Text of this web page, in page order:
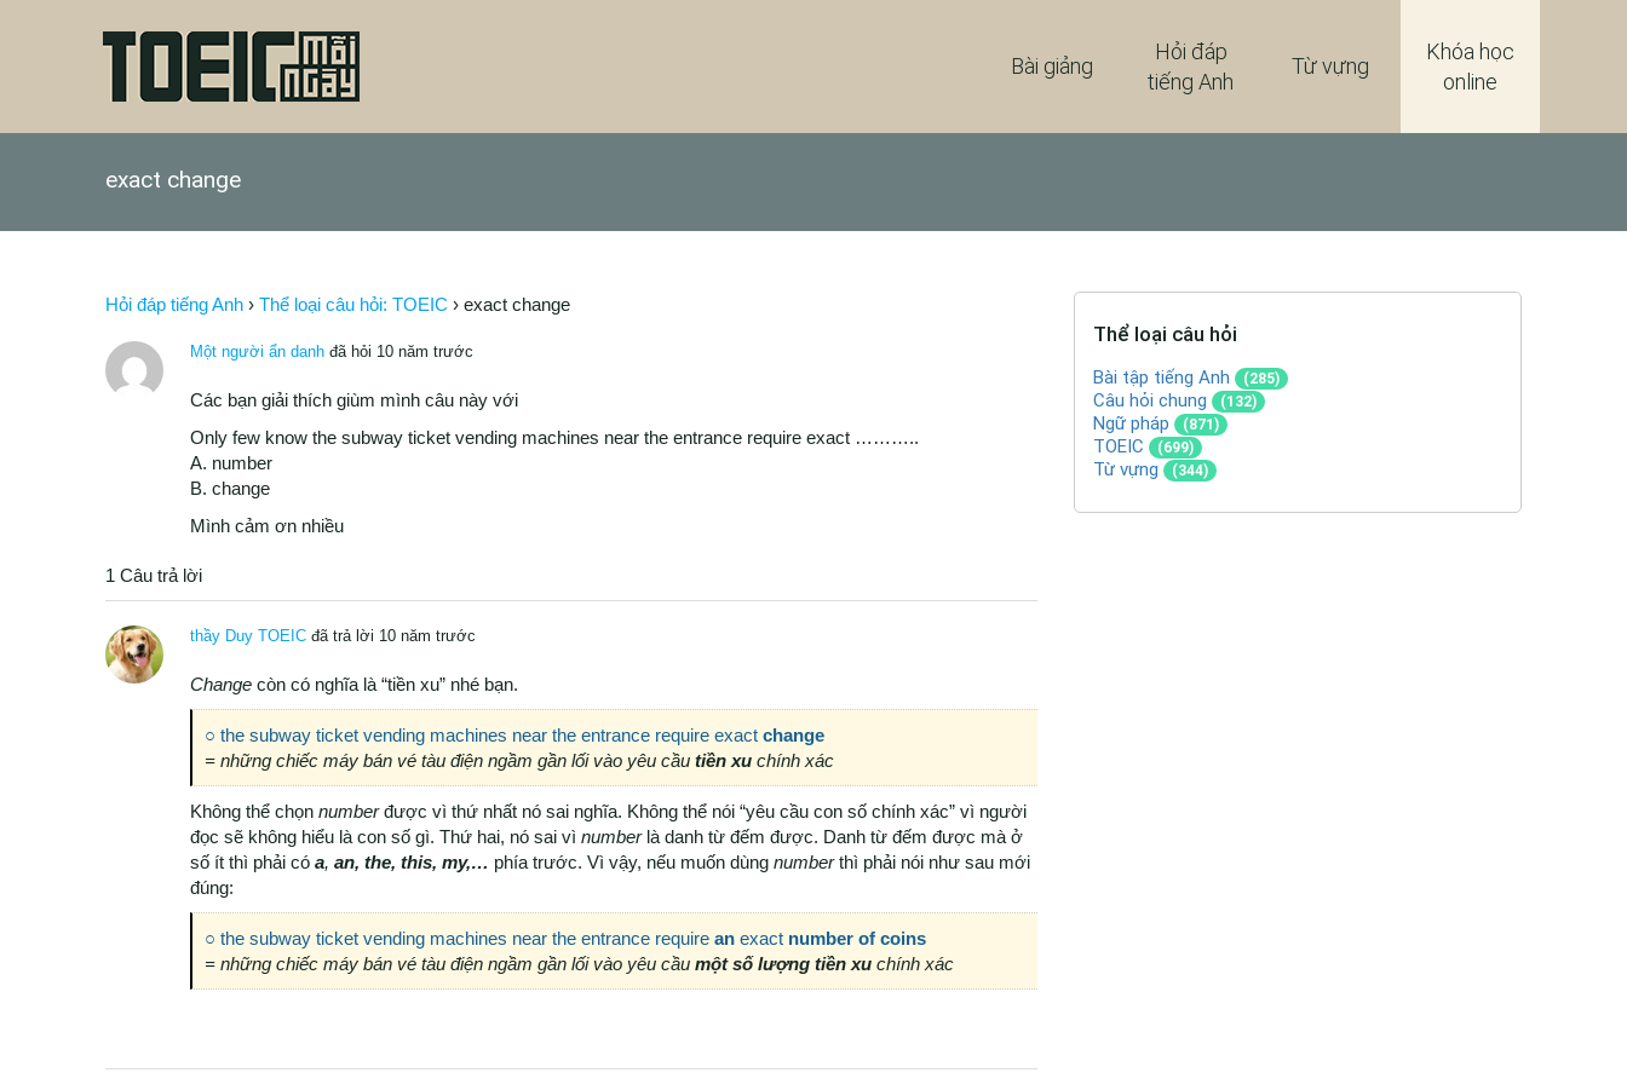
Khóa học
online
Từ vựng
Hỏi đáp
tiếng Anh
Bài giảng
exact change
Hỏi đáp tiếng Anh › Thể loại câu hỏi: TOEIC › exact change
Một người ẩn danh đã hỏi 10 năm trước
Các bạn giải thích giùm mình câu này với
Only few know the subway ticket vending machines near the entrance require exact ………..
A. number
B. change
Mình cảm ơn nhiều
1 Câu trả lời
thầy Duy TOEIC đã trả lời 10 năm trước
Change còn có nghĩa là “tiền xu” nhé bạn.
○ the subway ticket vending machines near the entrance require exact change
= những chiếc máy bán vé tàu điện ngầm gần lối vào yêu cầu tiền xu chính xác
Không thể chọn numberđược vì thứ nhất nó sai nghĩa. Không thể nói “yêu cầu con số chính xác” vì người
đọc sẽ không hiểu là con số gì. Thứ hai, nó sai vì numberlà danh từ đếm được. Danh từ đếm được mà ở
số ít thì phải có a, an, the, this, my,… phía trước. Vì vậy, nếu muốn dùng numberthì phải nói như sau mới
đúng:
○ the subway ticket vending machines near the entrance require an exact number of coins
= những chiếc máy bán vé tàu điện ngầm gần lối vào yêu cầu một số lượng tiền xu chính xác
Thể loại câu hỏi
Bài tập tiếng Anh (285)
Câu hỏi chung (132)
Ngữ pháp (871)
TOEIC (699)
Từ vựng (344)